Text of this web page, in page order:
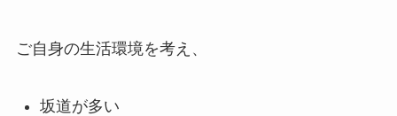
ご自身の生活環境を考え、
坂道が多い